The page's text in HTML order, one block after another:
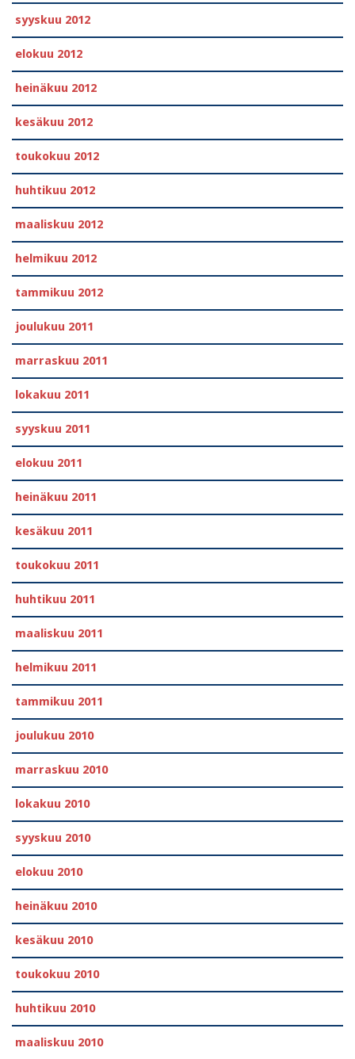
syyskuu 2012
elokuu 2012
heinäkuu 2012
kesäkuu 2012
toukokuu 2012
huhtikuu 2012
maaliskuu 2012
helmikuu 2012
tammikuu 2012
joulukuu 2011
marraskuu 2011
lokakuu 2011
syyskuu 2011
elokuu 2011
heinäkuu 2011
kesäkuu 2011
toukokuu 2011
huhtikuu 2011
maaliskuu 2011
helmikuu 2011
tammikuu 2011
joulukuu 2010
marraskuu 2010
lokakuu 2010
syyskuu 2010
elokuu 2010
heinäkuu 2010
kesäkuu 2010
toukokuu 2010
huhtikuu 2010
maaliskuu 2010